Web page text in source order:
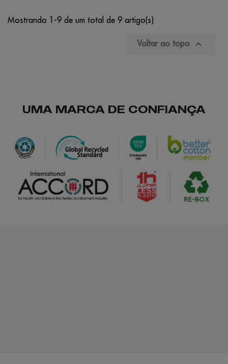
Mostrando 1-9 de um total de 9 artigo(s)
Voltar ao topo 
UMA MARCA DE CONFIANÇA